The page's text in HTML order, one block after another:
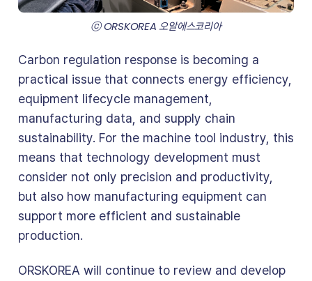
ⓒ ORSKOREA 오알에스코리아
Carbon regulation response is becoming a
practical issue that connects energy efficiency,
equipment lifecycle management,
manufacturing data, and supply chain
sustainability. For the machine tool industry, this
means that technology development must
consider not only precision and productivity,
but also how manufacturing equipment can
support more efficient and sustainable
production.
ORSKOREA will continue to review and develop